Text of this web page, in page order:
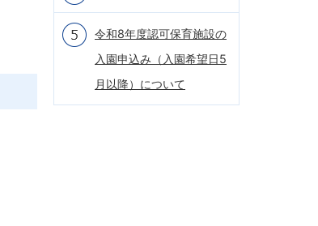
令和8年度認可保育施設の
入園申込み（入園希望日5
月以降）について